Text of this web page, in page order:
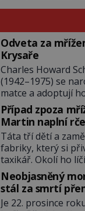
Odveta za
Krysaře
Charles Howard
(1942–1975) se
matce a adoptují
pečovatelského
Katharine
mnoho radosti
přáteli v
mu přezdívá
a charismatický
ve škole dvakrát
v tělocviku. Škola
může vystavit […]
Případ zpoza
Martin naplní
lesa
Táta tří dětí a
fabriky, který si
taxikář. Okolí ho
člověka. To je Lee
(1937–1972), jinak
Gaffney, městečka
Mezi lety 1967 až
Neobjasněný
stál za smrtí
knížete
Je 22. prosince